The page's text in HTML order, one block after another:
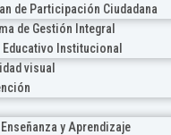
de Participación Ciudadana
de Gestión Integral
Institucional
visual
y Aprendizaje